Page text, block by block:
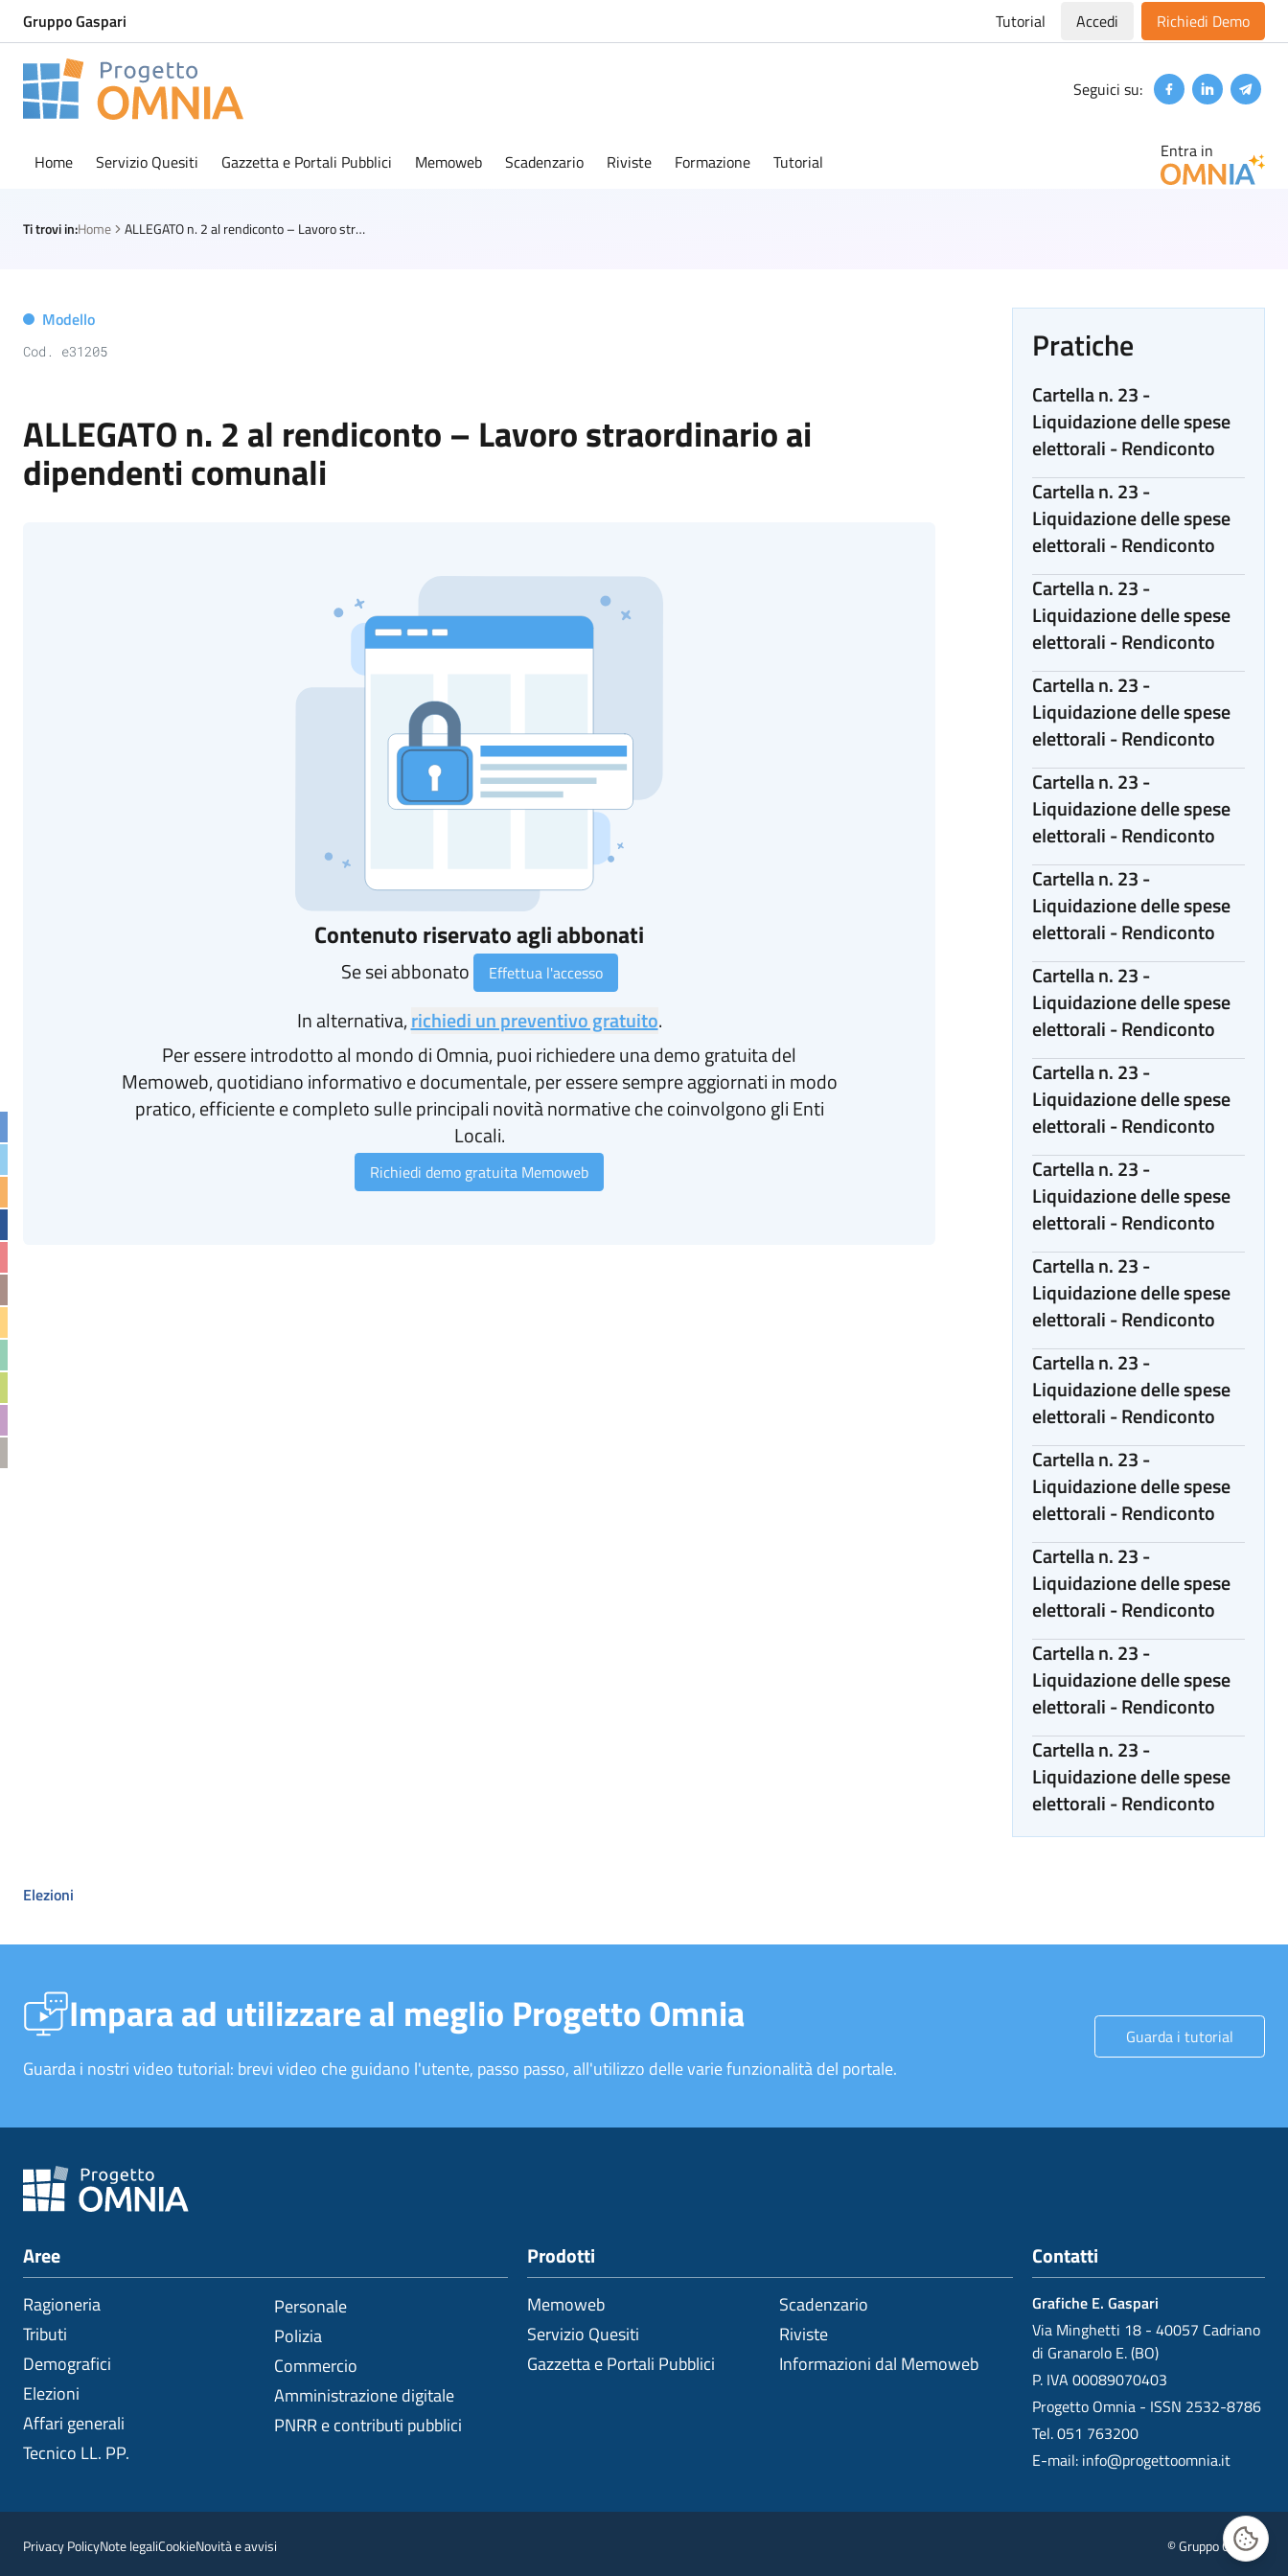
Gruppo Gaspari Tutorial Accedi Richiedi Demo
Progetto Omnia
Seguici su: FacebookLinkedin
Home Servizio Quesiti Gazzetta e Portali Pubblici Memoweb Scadenzario Riviste Formazione Tutorial Entra in
Ti trovi in:Home ALLEGATO n. 2 al rendiconto – Lavoro straordinario ai dipendenti comunali
Modello
Cod. e31205
ALLEGATO n. 2 al rendiconto – Lavoro straordinario ai
dipendenti comunali
Contenuto riservato agli abbonati
Se sei abbonato Effettua l'accesso
In alternativa,richiedi un preventivo gratuito.
Per essere introdotto al mondo di Omnia, puoi richiedere una demo gratuita del
Memoweb, quotidiano informativo e documentale, per essere sempre aggiornati in modo
pratico, efficiente e completo sulle principali novità normative che coinvolgono gli Enti
Locali.
Richiedi demo gratuita Memoweb
Pratiche
Cartella n. 23 -
Liquidazione delle spese
elettorali - Rendiconto
Cartella n. 23 -
Liquidazione delle spese
elettorali - Rendiconto
Cartella n. 23 -
Liquidazione delle spese
elettorali - Rendiconto
Cartella n. 23 -
Liquidazione delle spese
elettorali - Rendiconto
Cartella n. 23 -
Liquidazione delle spese
elettorali - Rendiconto
Cartella n. 23 -
Liquidazione delle spese
elettorali - Rendiconto
Cartella n. 23 -
Liquidazione delle spese
elettorali - Rendiconto
Cartella n. 23 -
Liquidazione delle spese
elettorali - Rendiconto
Cartella n. 23 -
Liquidazione delle spese
elettorali - Rendiconto
Cartella n. 23 -
Liquidazione delle spese
elettorali - Rendiconto
Cartella n. 23 -
Liquidazione delle spese
elettorali - Rendiconto
Cartella n. 23 -
Liquidazione delle spese
elettorali - Rendiconto
Cartella n. 23 -
Liquidazione delle spese
elettorali - Rendiconto
Cartella n. 23 -
Liquidazione delle spese
elettorali - Rendiconto
Cartella n. 23 -
Liquidazione delle spese
elettorali - Rendiconto
Elezioni
Impara ad utilizzare al meglio Progetto Omnia
Guarda i nostri video tutorial: brevi video che guidano l'utente, passo passo, all'utilizzo delle varie funzionalità del portale.
Guarda i tutorial
Aree
Ragioneria
Tributi
Demografici
Elezioni
Affari generali
Tecnico LL. PP.
Personale
Polizia
Commercio
Amministrazione digitale
PNRR e contributi pubblici
Prodotti
Memoweb
Servizio Quesiti
Gazzetta e Portali Pubblici
Scadenzario
Riviste
Informazioni dal Memoweb
Contatti
Grafiche E. Gaspari
Via Minghetti 18 - 40057 Cadriano
di Granarolo E. (BO)
P. IVA 00089070403
Progetto Omnia - ISSN 2532-8786
Tel. 051 763200
E-mail: info@progettoomnia.it
Privacy PolicyNote legaliCookieNovità e avvisi © Gruppo Gaspari